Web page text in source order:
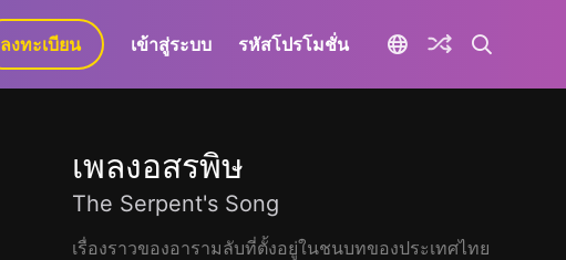
GaLa+
ลงทะเบียน เข้าสู่ระบบ รหัสโปรโมชั่น
เพลงอสรพิษ
The Serpent's Song
เรื่องราวของอารามลับที่ตั้งอยู่ในชนบทของประเทศไทย